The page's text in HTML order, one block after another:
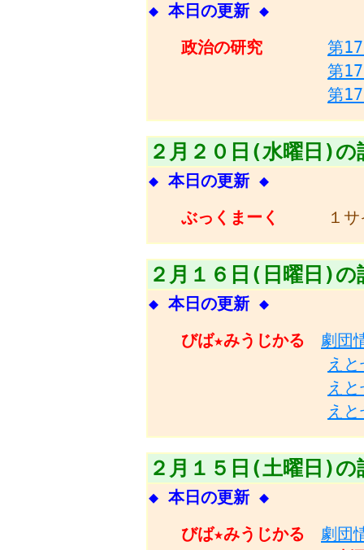
◆ 本日の更新 ◆
政治の研究 第
第
第
２月２０日(水曜日)の
◆ 本日の更新 ◆
ぶっくまーく
１
２月１６日(日曜日)の
◆ 本日の更新 ◆
びば★みうじかる 劇団
え
え
え
２月１５日(土曜日)の
◆ 本日の更新 ◆
びば★みうじかる 劇団